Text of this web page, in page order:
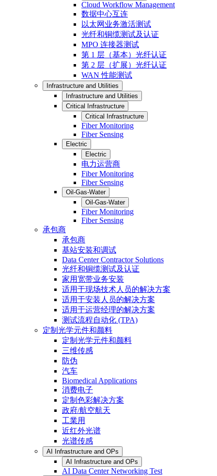
Cloud Workflow Management
数据中心互连
以太网业务激活测试
光纤和铜缆测试及认证
MPO 连接器测试
第 1 层（基本）光纤认证
第 2 层（扩展）光纤认证
WAN 性能测试
Infrastructure and Utilities
Infrastructure and Utilities
Critical Infrastructure
Critical Infrastructure
Fiber Monitoring
Fiber Sensing
Electric
Electric
电力运营商
Fiber Monitoring
Fiber Sensing
Oil-Gas-Water
Oil-Gas-Water
Fiber Monitoring
Fiber Sensing
承包商
承包商
基站安装和调试
Data Center Contractor Solutions
光纤和铜缆测试及认证
家用宽带业务安装
适用于现场技术人员的解决方案
适用于安装人员的解决方案
适用于运营经理的解决方案
测试流程自动化 (TPA)
定制光学元件和颜料
定制光学元件和颜料
三维传感
防伪
汽车
Biomedical Applications
消费电子
定制色彩解决方案
政府/航空航天
工業用
近红外光谱
光谱传感
AI Infrastructure and OPs
AI Infrastructure and OPs
AI Data Center Networking Test